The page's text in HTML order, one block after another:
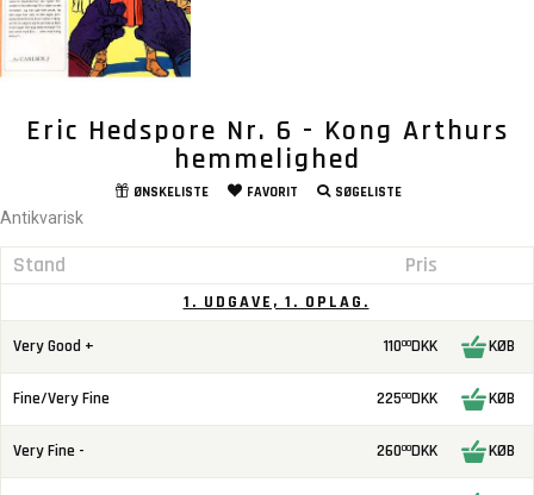
Eric Hedspore Nr. 6 - Kong Arthurs
hemmelighed
ØNSKELISTE FAVORIT SØGELISTE
Antikvarisk
Stand Pris
1. UDGAVE, 1. OPLAG.
Very Good + 11000DKK KØB
Fine/Very Fine 22500DKK KØB
Very Fine - 26000DKK KØB